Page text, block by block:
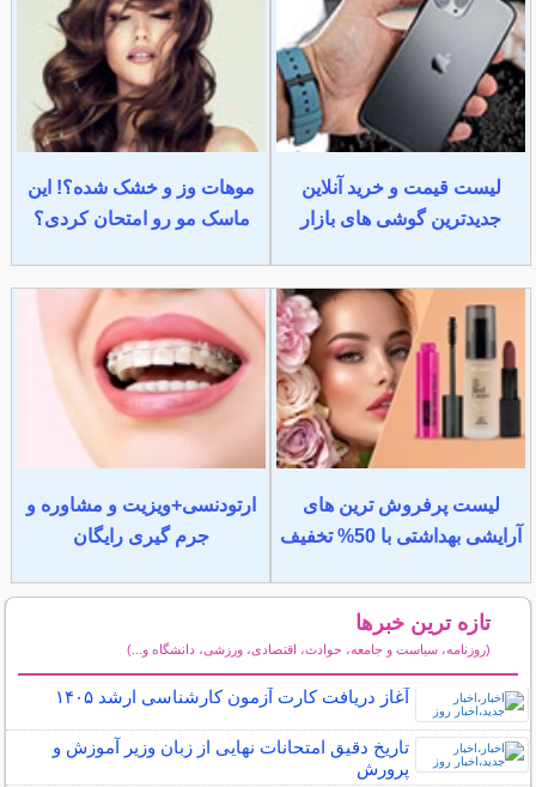
لیست قیمت و خرید آنلاین
جدیدترین گوشی های بازار
موهات وز و خشک شده؟! این
ماسک مو رو امتحان کردی؟
لیست پرفروش ترین های
آرایشی بهداشتی با 50% تخفیف
ارتودنسی+ویزیت و مشاوره و
جرم گیری رایگان
تازه ترین خبرها
(روزنامه، سیاست و جامعه، حوادث، اقتصادی، ورزشی، دانشگاه و...)
آغاز دریافت کارت آزمون کارشناسی ارشد ۱۴۰۵
تاریخ دقیق امتحانات نهایی از زبان وزیر آموزش و
پرورش